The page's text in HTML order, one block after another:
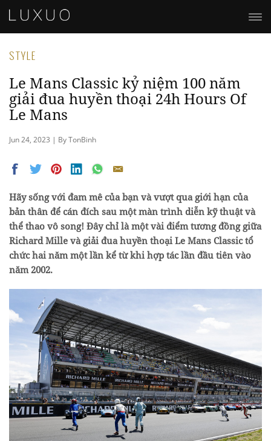
STYLE
Le Mans Classic kỷ niệm 100 năm
giải đua huyền thoại 24h Hours Of
Le Mans
Jun 24, 2023 | By TonBinh
Hãy sống với đam mê của bạn và vượt qua giới hạn của
bản thân để cán đích sau một màn trình diễn kỹ thuật và
thể thao vô song! Đây chỉ là một vài điểm tương đồng giữa
Richard Mille và giải đua huyền thoại Le Mans Classic tổ
chức hai năm một lần kể từ khi hợp tác lần đầu tiên vào
năm 2002.